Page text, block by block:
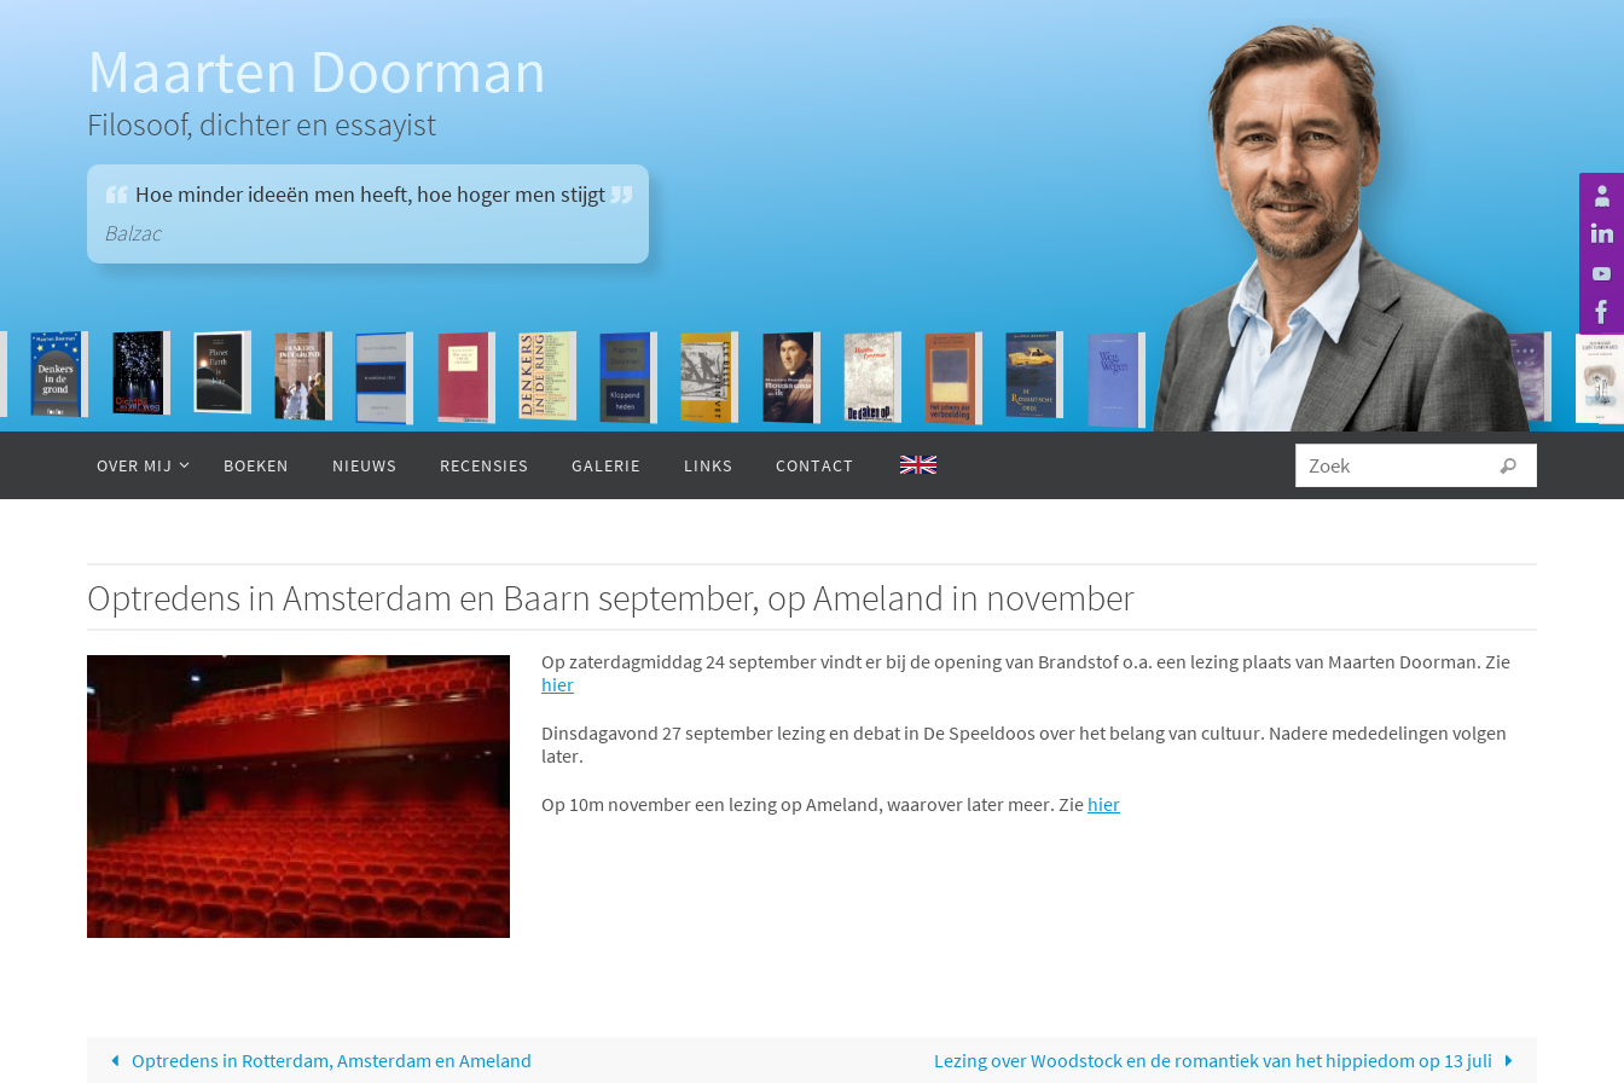
Maarten Doorman
Filosoof, dichter en essayist
Hoe minder ideeën men heeft, hoe hoger men stijgt
Balzac
inhoud
OVER MIJ BOEKEN NIEUWS RECENSIES GALERIE LINKS CONTACT Zoek
Optredens in Amsterdam en Baarn september, op Ameland in november
Op zaterdagmiddag 24 september vindt er bij de opening van Brandstof o.a. een lezing plaats van Maarten Doorman. Zie
hier
Dinsdagavond 27 september lezing en debat in De Speeldoos over het belang van cultuur. Nadere mededelingen volgen
later.
Op 10m november een lezing op Ameland, waarover later meer. Zie hier
Optredens in Rotterdam, Amsterdam en Ameland Lezing over Woodstock en de romantiek van het hippiedom op 13 juli